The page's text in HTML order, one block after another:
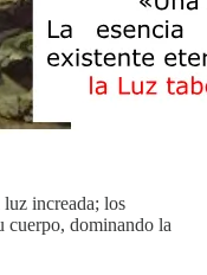
increada; los
cuerpo, dominando la